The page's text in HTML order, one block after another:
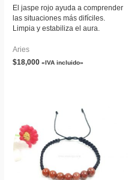
El jaspe rojo ayuda a comprender
las situaciones más difíciles.
Limpia y estabiliza el aura.
Aries
$18,000 «IVA incluido»